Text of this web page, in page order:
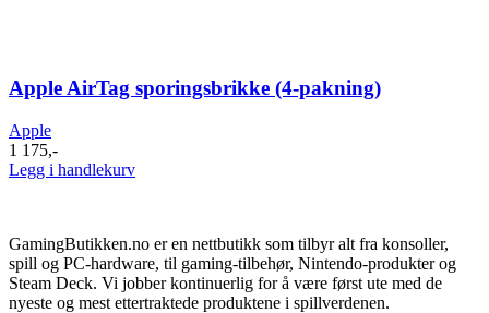
Apple AirTag sporingsbrikke (4-pakning)
Apple
1 175,-
Legg i handlekurv
GamingButikken.no er en nettbutikk som tilbyr alt fra konsoller,
spill og PC-hardware, til gaming-tilbehør, Nintendo-produkter og
Steam Deck. Vi jobber kontinuerlig for å være først ute med de
nyeste og mest ettertraktede produktene i spillverdenen.